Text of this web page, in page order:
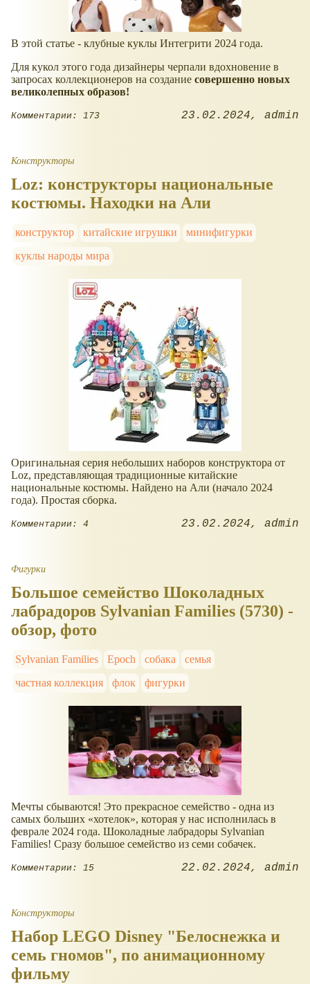
В этой статье - клубные куклы Интегрити 2024 года.
Для кукол этого года дизайнеры черпали вдохновение в
запросах коллекционеров на создание совершенно новых
великолепных образов!
Комментарии: 173 23.02.2024 admin
Конструкторы
Loz: конструкторы национальные
костюмы. Находки на Али
конструктор китайские игрушки
минифигурки
куклы народы мира
Оригинальная серия небольших наборов конструктора от
Loz, представляющая традиционные китайские
национальные костюмы. Найдено на Али (начало 2024
года). Простая сборка.
Комментарии: 4 23.02.2024 admin
Фигурки
Большое семейство Шоколадных
лабрадоров Sylvanian Families (5730) -
обзор, фото
Sylvanian Families Epoch собака
семья
частная коллекция
флок фигурки
Мечты сбываются! Это прекрасное семейство - одна из
самых больших
хотелок , которая у нас исполнилась в
феврале 2024 года. Шоколадные лабрадоры Sylvanian
Families! Сразу большое семейство из семи собачек.
Комментарии: 15 22.02.2024 admin
Конструкторы
Набор LEGO Disney "Белоснежка и
семь гномов", по анимационному
фильму